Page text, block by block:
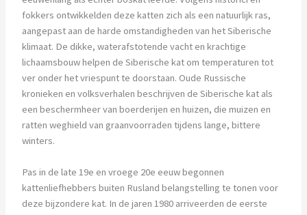
fokkers ontwikkelden deze katten zich als een natuurlijk ras,
aangepast aan de harde omstandigheden van het Siberische
klimaat. De dikke, waterafstotende vacht en krachtige
lichaamsbouw helpen de Siberische kat om temperaturen tot
ver onder het vriespunt te doorstaan. Oude Russische
kronieken en volksverhalen beschrijven de Siberische kat als
een beschermheer van boerderijen en huizen, die muizen en
ratten weghield van graanvoorraden tijdens lange, bittere
winters.
Pas in de late 19e en vroege 20e eeuw begonnen
kattenliefhebbers buiten Rusland belangstelling te tonen voor
deze bijzondere kat. In de jaren 1980 arriveerden de eerste